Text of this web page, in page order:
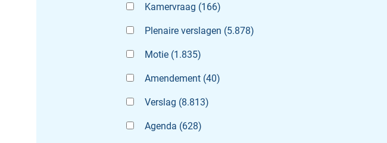
Kamervraag (166)
Plenaire verslagen (5.878)
Motie (1.835)
Amendement (40)
Verslag (8.813)
Agenda (628)